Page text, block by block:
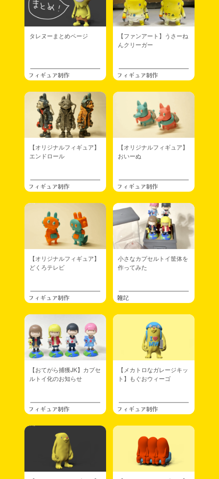
タレヌーまとめページ
フィギュア制作
【ファンアート】うさーね
んクリーガー
フィギュア制作
【オリジナルフィギュア】
エンドロール
フィギュア制作
【オリジナルフィギュア】
おいーぬ
フィギュア制作
【オリジナルフィギュア】
どくろテレビ
フィギュア制作
小さなカプセルトイ筐体を
作ってみた
雑記
【おてがら捕獲JK】カプセ
ルトイ化のお知らせ
フィギュア制作
【メカトロなガレージキッ
ト】もぐおウィーゴ
フィギュア制作